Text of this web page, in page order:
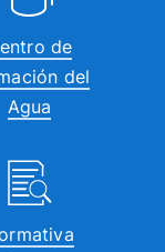
de
del
Agua